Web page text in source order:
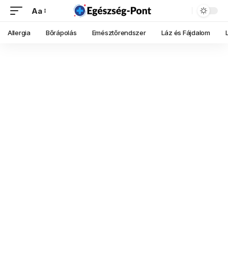
Aa
Allergia Bőrápolás Emésztőrendszer Láz és Fájdalom